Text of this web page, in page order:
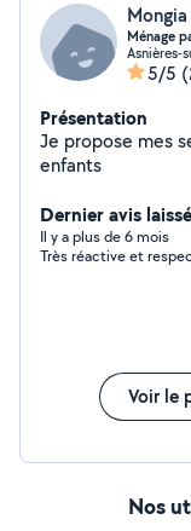
Ménage
Asnières-
5/5
Présentation
Je propose mes
enfants
Dernier avis
Il y a plus de 6 mois
Très réactive et
Voir le
Nos